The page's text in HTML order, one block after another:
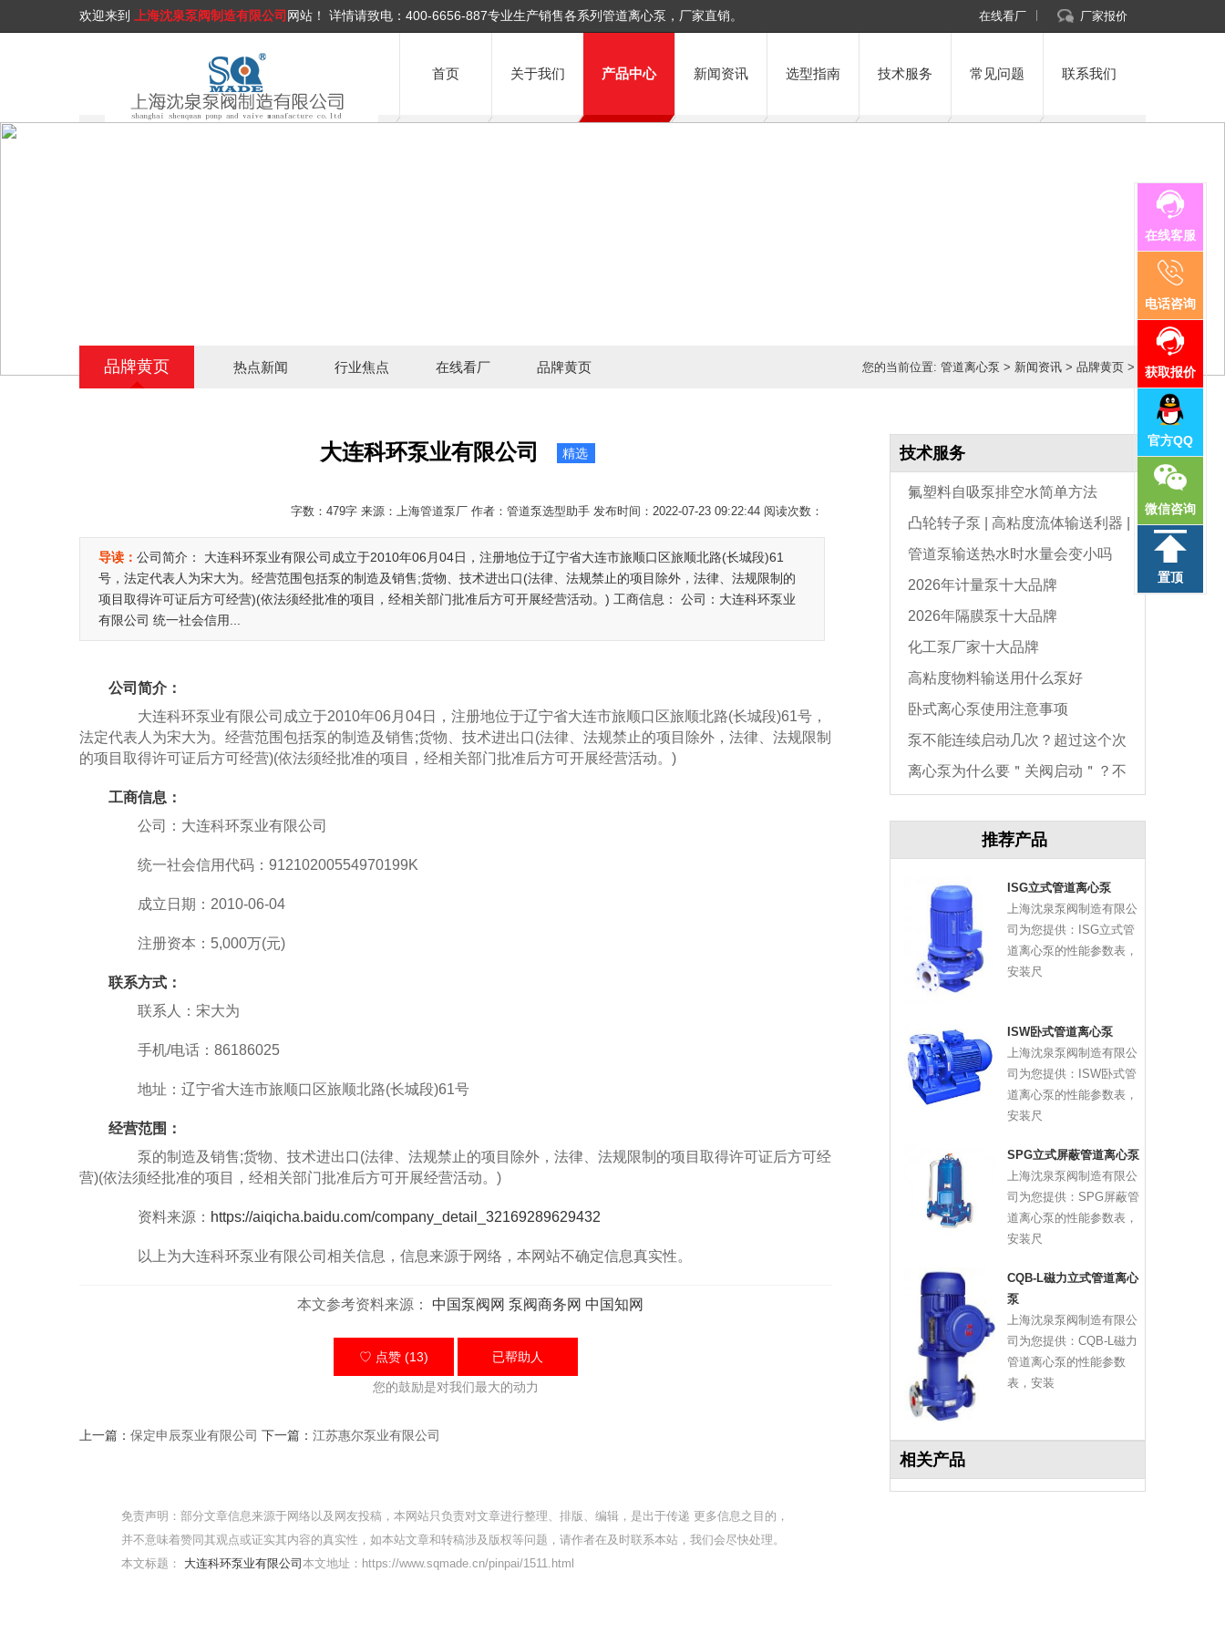
欢迎来到 上海沈泉泵阀制造有限公司 网站！ 详情请致电： 400-6656-887专业生产销售各系列管道离心泵，厂家直销。 在线看厂 厂家报价
首页 关于我们 产品中心 新闻资讯 选型指南 技术服务 常见问题 联系我们
在线客服
电话咨询
获取报价
官方QQ
微信咨询
置顶
品牌黄页 热点新闻 行业焦点 在线看厂 品牌黄页 您的当前位置:管道离心泵 > 新闻资讯 >品牌黄页 >
大连科环泵业有限公司 精选
字数：479字 来源：上海管道泵厂 作者：管道泵选型助手 发布时间：2022-07-23 09:22:44 阅读次数：
导读： 公司简介： 大连科环泵业有限公司成立于2010年06月04日，注册地位于辽宁省大连市旅顺口区旅顺北路(长城段)61
号，法定代表人为宋大为。经营范围包括泵的制造及销售;货物、技术进出口(法律、法规禁止的项目除外，法律、法规限制的
项目取得许可证后方可经营)(依法须经批准的项目，经相关部门批准后方可开展经营活动。) 工商信息： 公司：大连科环泵业
有限公司 统一社会信用...
公司简介：
大连科环泵业有限公司成立于2010年06月04日，注册地位于辽宁省大连市旅顺口区旅顺北路(长城段)61号，
法定代表人为宋大为。经营范围包括泵的制造及销售;货物、技术进出口(法律、法规禁止的项目除外，法律、法规限制
的项目取得许可证后方可经营)(依法须经批准的项目，经相关部门批准后方可开展经营活动。)
工商信息：
公司：大连科环泵业有限公司
统一社会信用代码：91210200554970199K
成立日期：2010-06-04
注册资本：5,000万(元)
联系方式：
联系人：宋大为
手机/电话：86186025
地址：辽宁省大连市旅顺口区旅顺北路(长城段)61号
经营范围：
泵的制造及销售;货物、技术进出口(法律、法规禁止的项目除外，法律、法规限制的项目取得许可证后方可经
营)(依法须经批准的项目，经相关部门批准后方可开展经营活动。)
资料来源： https://aiqicha.baidu.com/company_detail_32169289629432
以上为大连科环泵业有限公司相关信息，信息来源于网络，本网站不确定信息真实性。
本文参考资料来源： 中国泵阀网 泵阀商务网 中国知网
♡ 点赞 (13) 已帮助人
您的鼓励是对我们最大的动力
上一篇： 保定申辰泵业有限公司 下一篇： 江苏惠尔泵业有限公司
免责声明：部分文章信息来源于网络以及网友投稿，本网站只负责对文章进行整理、排版、编辑，是出于传递 更多信息之目的，
并不意味着赞同其观点或证实其内容的真实性，如本站文章和转稿涉及版权等问题，请作者在及时联系本站，我们会尽快处理。
本文标题： 大连科环泵业有限公司 本文地址：https://www.sqmade.cn/pinpai/1511.html
技术服务
氟塑料自吸泵排空水简单方法
凸轮转子泵 | 高粘度流体输送利器 |
选型与维护全指南
管道泵输送热水时水量会变小吗
2026年计量泵十大品牌
2026年隔膜泵十大品牌
化工泵厂家十大品牌
高粘度物料输送用什么泵好
卧式离心泵使用注意事项
泵不能连续启动几次？超过这个次
数，电机必坏
离心泵为什么要＂关阀启动＂？不
推荐产品
ISG立式管道离心泵
上海沈泉泵阀制造有限公
司为您提供：ISG立式管
道离心泵的性能参数表，
安装尺
ISW卧式管道离心泵
上海沈泉泵阀制造有限公
司为您提供：ISW卧式管
道离心泵的性能参数表，
安装尺
SPG立式屏蔽管道离心泵
上海沈泉泵阀制造有限公
司为您提供：SPG屏蔽管
道离心泵的性能参数表，
安装尺
CQB-L磁力立式管道离心
泵
上海沈泉泵阀制造有限公
司为您提供：CQB-L磁力
管道离心泵的性能参数
表，安装
相关产品